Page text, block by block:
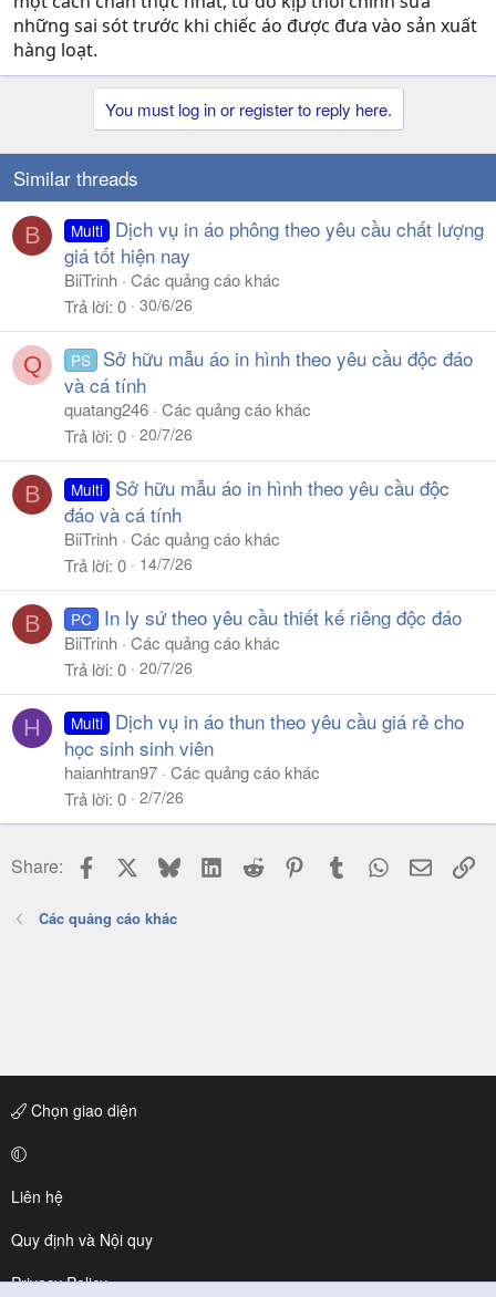
những sai sót trước khi chiếc áo được đưa vào sản xuất
hàng loạt.
You must log in or register to reply here.
Similar threads
B Multi
Dịch vụ in áo phông theo yêu cầu chất lượng
giá tốt hiện nay
BiiTrinh Các quảng cáo khác
Trả lời 0 30/6/26
Q PS
Sở hữu mẫu áo in hình theo yêu cầu độc đáo
và cá tính
quatang246 Các quảng cáo khác
Trả lời 0 20/7/26
B Multi
Sở hữu mẫu áo in hình theo yêu cầu độc
đáo và cá tính
BiiTrinh Các quảng cáo khác
Trả lời 0 14/7/26
B PC In ly sứ theo yêu cầu thiết kế riêng độc đáo
BiiTrinh Các quảng cáo khác
Trả lời 0 20/7/26
H Multi
Dịch vụ in áo thun theo yêu cầu giá rẻ cho
học sinh sinh viên
haianhtran97 Các quảng cáo khác
Trả lời 0 2/7/26
Share: Facebook BlueskyLinkedIn
Reddit PinterestTumblr WhatsApp
Email
Các quảng cáo khác
Chọn giao diện
Liên hệ
Quy định và Nội quy
Privacy Policy